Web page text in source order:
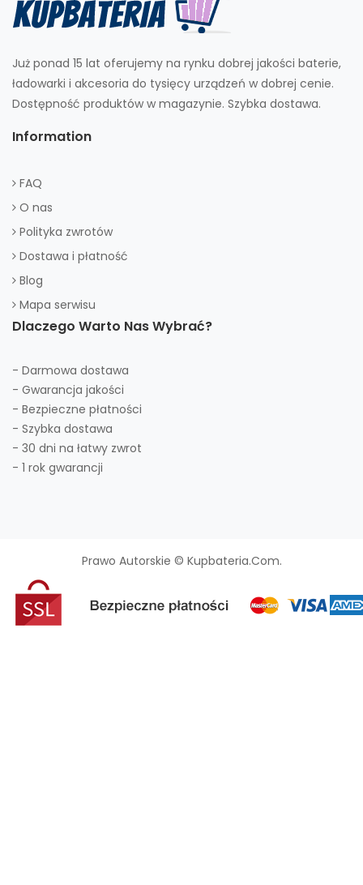
Już ponad 15 lat oferujemy na rynku dobrej jakości baterie,
ładowarki i akcesoria do tysięcy urządzeń w dobrej cenie.
Dostępność produktów w magazynie. Szybka dostawa.
Information
FAQ
O nas
Polityka zwrotów
Dostawa i płatność
Blog
Mapa serwisu
Dlaczego Warto Nas Wybrać?
- Darmowa dostawa
- Gwarancja jakości
- Bezpieczne płatności
- Szybka dostawa
- 30 dni na łatwy zwrot
- 1 rok gwarancji
Prawo Autorskie © Kupbateria.com.